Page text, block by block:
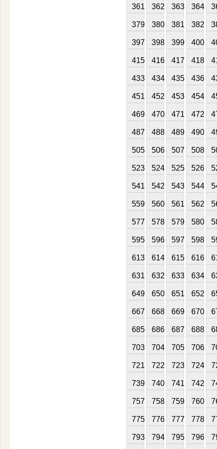
361 362 363 364
379 380 381 382
397 398 399 400
415 416 417 418
433 434 435 436
451 452 453 454
469 470 471 472
487 488 489 490
505 506 507 508
523 524 525 526
541 542 543 544
559 560 561 562
577 578 579 580
595 596 597 598
613 614 615 616
631 632 633 634
649 650 651 652
667 668 669 670
685 686 687 688
703 704 705 706
721 722 723 724
739 740 741 742
757 758 759 760
775 776 777 778
793 794 795 796